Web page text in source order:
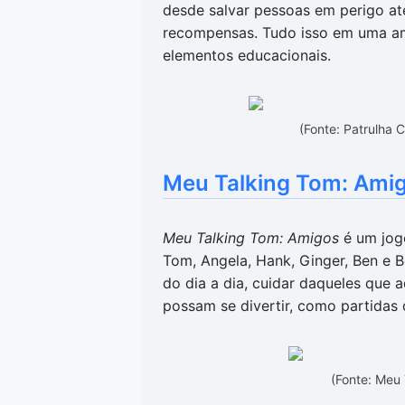
desde salvar pessoas em perigo
recompensas. Tudo isso em uma
elementos educacionais.
(Fonte: Patrulha
Meu Talking Tom:
Meu Talking Tom: Amigos é um
Tom, Angela, Hank, Ginger, Ben e
do dia a dia, cuidar daqueles que
possam se divertir, como
(Fonte: